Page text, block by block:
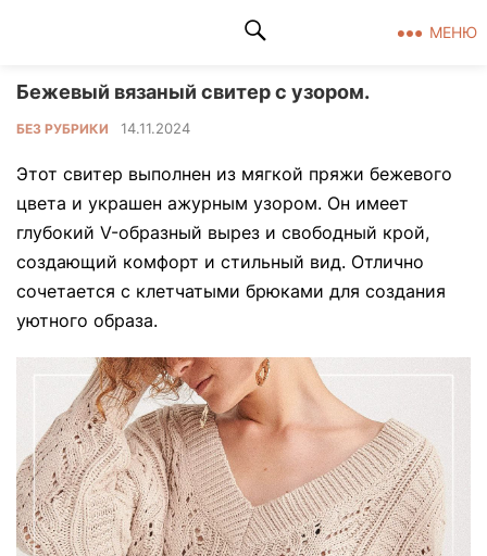
МЕНЮ
Бежевый вязаный свитер с узором.
БЕЗ РУБРИКИ 14.11.2024
Этот свитер выполнен из мягкой пряжи бежевого
цвета и украшен ажурным узором. Он имеет
глубокий V-образный вырез и свободный крой,
создающий комфорт и стильный вид. Отлично
сочетается с клетчатыми брюками для создания
уютного образа.